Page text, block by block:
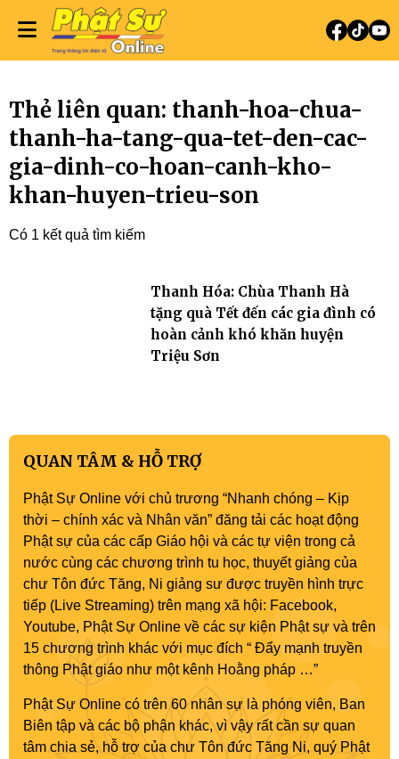
Thẻ liên quan: thanh-hoa-chua-
thanh-ha-tang-qua-tet-den-cac-
gia-dinh-co-hoan-canh-kho-
khan-huyen-trieu-son
Có 1 kết quả tìm kiếm
Thanh Hóa: Chùa Thanh Hà
tặng quà Tết đến các gia đình có
hoàn cảnh khó khăn huyện
Triệu Sơn
QUAN TÂM & HỖ TRỢ
Phật Sự Online với chủ trương “Nhanh chóng – Kịp
thời – chính xác và Nhân văn” đăng tải các hoạt động
Phật sự của các cấp Giáo hội và các tự viện trong cả
nước cùng các chương trình tu học, thuyết giảng của
chư Tôn đức Tăng, Ni giảng sư được truyền hình trực
tiếp (Live Streaming) trên mạng xã hội: Facebook,
Youtube, Phật Sự Online về các sự kiện Phật sự và trên
15 chương trình khác với mục đích “ Đẩy mạnh truyền
thông Phật giáo như một kênh Hoằng pháp …”
Phật Sự Online có trên 60 nhân sự là phóng viên, Ban
Biên tập và các bộ phận khác, vì vậy rất cần sự quan
tâm chia sẻ, hỗ trợ của chư Tôn đức Tăng Ni, quý Phật